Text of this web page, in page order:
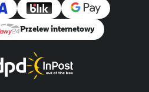
Przelew internetowy